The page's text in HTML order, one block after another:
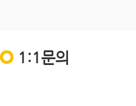
1:1문의